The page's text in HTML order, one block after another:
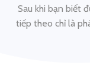
Sau khi bạn biết
tiếp theo chỉ là